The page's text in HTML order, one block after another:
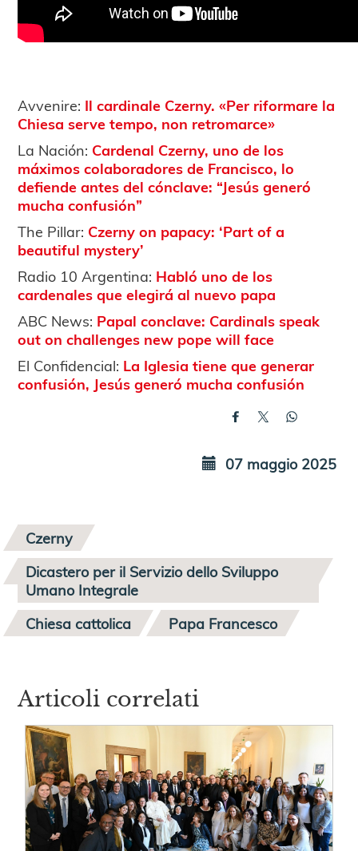
Avvenire: Il cardinale Czerny. «Per riformare la
Chiesa serve tempo, non retromarce»
La Nación: Cardenal Czerny, uno de los
máximos colaboradores de Francisco, lo
defiende antes del cónclave: “Jesús generó
mucha confusión”
The Pillar: Czerny on papacy: ‘Part of a
beautiful mystery’
Radio 10 Argentina: Habló uno de los
cardenales que elegirá al nuevo papa
ABC News: Papal conclave: Cardinals speak
out on challenges new pope will face
El Confidencial: La Iglesia tiene que generar
confusión, Jesús generó mucha confusión
07 maggio 2025
Czerny
Dicastero per il Servizio dello Sviluppo
Umano Integrale
Chiesa cattolica
Papa Francesco
Articoli correlati